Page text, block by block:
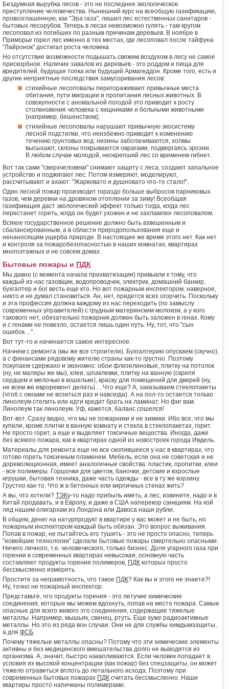
Бездумная вырубка лесов - это не последнее экологическое
преступление человечества. Нынешний курс на всеобщую газификацию,
провозглашенную, как "Эра газа", лишил лес естественных санитаров -
бытовых лесорубов. Теперь в лесах невозможно гулять - там кругом
лесоповал из погибших по разным причинам деревьев. В ноябре в
Приморье горел лес именно в тех местах, где лесоповал после тайфуна
"Лайронок" достигал роста человека.
Но отсутствие возможности подышать свежим воздухом в лесу не самое
прискорбное. Наличие завалов из деревьев - это роддом и пища для
вредителей, будущая топка или будущий Армагеддон. Кроме того, есть и
другие неприятные последствия замусоривания лесов:
стихийные лесоповалы перегораживают привычные места
обитания, пути миграции и пропитания лесных животных. В
совокупности с аномальной погодой это приводит к росту
столкновения человека с хищниками и больными животными
(например, бешенством);
стихийные лесоповалы нарушают привычную экосистему
лесной подстилки, что неизбежно приводит к изменению
течению грунтовых вод: низины заболачиваются, холмы
высыхают, склоны покрываются оврагами, подвергаясь эрозии.
В любом случае молодой, неокрепший лес со временем гибнет.
Вот так сами "сверхчеловеки" снимают защиту с леса, создают запальное
устройство и поджигают лес. Потом измеряют, моделируют,
рассчитывают и ахают: "Жарковато и душновато что-то стало!".
Один лесной пожар производит гораздо больше выбросов парниковых
газов, чем деревни на дровяном отоплении за зиму! Всеобщая
газификация даст экологический эффект только тогда, когда лес
перестанет гореть, когда он будет ухожен и не захламлен лесоповалом.
Всякое государственное решение должно быть взвешенным и
сбалансированным, а в области природопользования еще и
ненаносящим ущерба природе. В настоящее же время этого нет. Как нет
и контроля за пожаробезопасностью в наших комнатах, квартирах
многоэтажных и не совсем домах.
Бытовые пожары и ПДК
Мы давно (с момента начала прихватизации) привыкли к тому, что
каждый из нас газовщик, водопроводчик, электрик, домашний банкир,
бухгалтер и бог весть еще кто. Но вот пожарным инспектором, наверное,
никто и не думал становиться. Ан, нет, придется всех огорчить. Поскольку
и эта профессия должна каждому из нас переходить (по замыслу
современных управителей) с грудным материнским молоком, а у кого
такового нет, обязательно пожарник должен быть заложен в генах. Кому
и с генами не повезло, остается лишь один путь. Ну, тот, что "сын
ошибок…".
Вот тут-то и начинается самое интересное.
Начнем с ремонта (мы же все строители). Бухгалтерию опускаем (скучно),
а с финансами рядовому жителю страны как-то грустно. Поэтому
покупаем сдержано и экономно: обои флизелиновые, плитку на потолок
(ну, не маляры же мы), клеи, шпаклевки, плитку на ванную (скрепя
сердцем и мелочью в кошельке), краску для помещений для дверей (ну,
не всем же евроремонт делать)… Что еще? А, заказываем стеклопакеты
(чтоб с окнами не возиться раз и навсегда). А на пол-то остается только
линолеум стелить или идти кредит брать на ламинат. Но фиг вам.
Линолеум так линолеум. Уф, кажется, баланс сошелся!
Вот-вот. Сразу видно, что мы не пожарники и не химики. Ибо все, что мы
купили, кроме плитки в ванную комнату и стекла в стеклопакетах, горит.
Не просто горит, а еще и выделяет токсичные вещества. Иногда, даже
без всякого пожара, как в квартирах одной из новостроек города Ивдель.
Материалы для ремонта еще не все скопившееся у нас в квартирах, что
готово гореть токсичным пламенем. Мебель, если она не советская и не
дореволюционная, имеет аналогичные свойства: пластик, пропитки, клеи
- все полимеры. Горшочки для цветов, баночки, детские и взрослые
игрушки, бытовая техника, даже часть одежды - все в ту же корзину.
Грустно как-то. Что ж в бетонных или кирпичных стенах жить?
А вы, что хотели? ТЭКу-то надо прибыль иметь, а лес, извините, надо и в
Китай продавать, и в Европу, и даже в США наперекор санкциям. На кой
ляд нашим олигархам из Лондона или Давоса наши рубли.
В общем, денег на натурпродукт в квартире у вас может и не быть, но
пожарным инспектором каждый быть обязан. Это вопрос выживания.
Попав в пожар, не пытайтесь его тушить - это не просто опасно, теперь
"новейшие технологии" сделали бытовые пожары смертельно опасными.
Ничего личного, т.е. человеческого, только бизнес. Доля угарного газа при
горении в современных квартирах невысокая, основную часть
составляют продукты горения полимеров, ПДК которых просто
бессмысленно измерять.
Простите за неграмотность, что такое ПДК? Как вы и этого не знаете?!
Ну, точно не пожарный инспектор.
Представьте, что продукты горения - это летучие химические
соединения, которые мы можем вдохнуть, попав на место пожара. Самые
опасные для всего живого это соединения, содержащие тяжелые
металлы. Например, мышьяк, свинец, ртуть. Еще хуже радиоактивные
металлы. Но это из ряда вон случаи. Они не для службы химдымзащиты,
а для ФСБ.
Почему тяжелые металлы опасны? Потому что эти химические элементы
активны и без медицинского вмешательства долго не выводятся из
организма. А, значит, быстро накапливаются. Если человек попадает в
условия их высокой концентрации (как пожар) без спецзащиты, он может
тяжело отравиться вплоть до летального исхода. Поэтому при
современных бытовых пожарах ПДК считать бессмысленно. Наши
квартиры просто напичканы полимерами.